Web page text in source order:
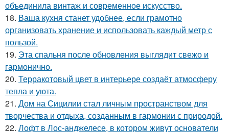
объединила винтаж и современное искусство.
18. Ваша кухня станет удобнее, если грамотно
организовать хранение и использовать каждый метр с
пользой.
19. Эта спальня после обновления выглядит свежо и
гармонично.
20. Терракотовый цвет в интерьере создаёт атмосферу
тепла и уюта.
21. Дом на Сицилии стал личным пространством для
творчества и отдыха, созданным в гармонии с природой.
22. Лофт в Лос-анджелесе, в котором живут основатели